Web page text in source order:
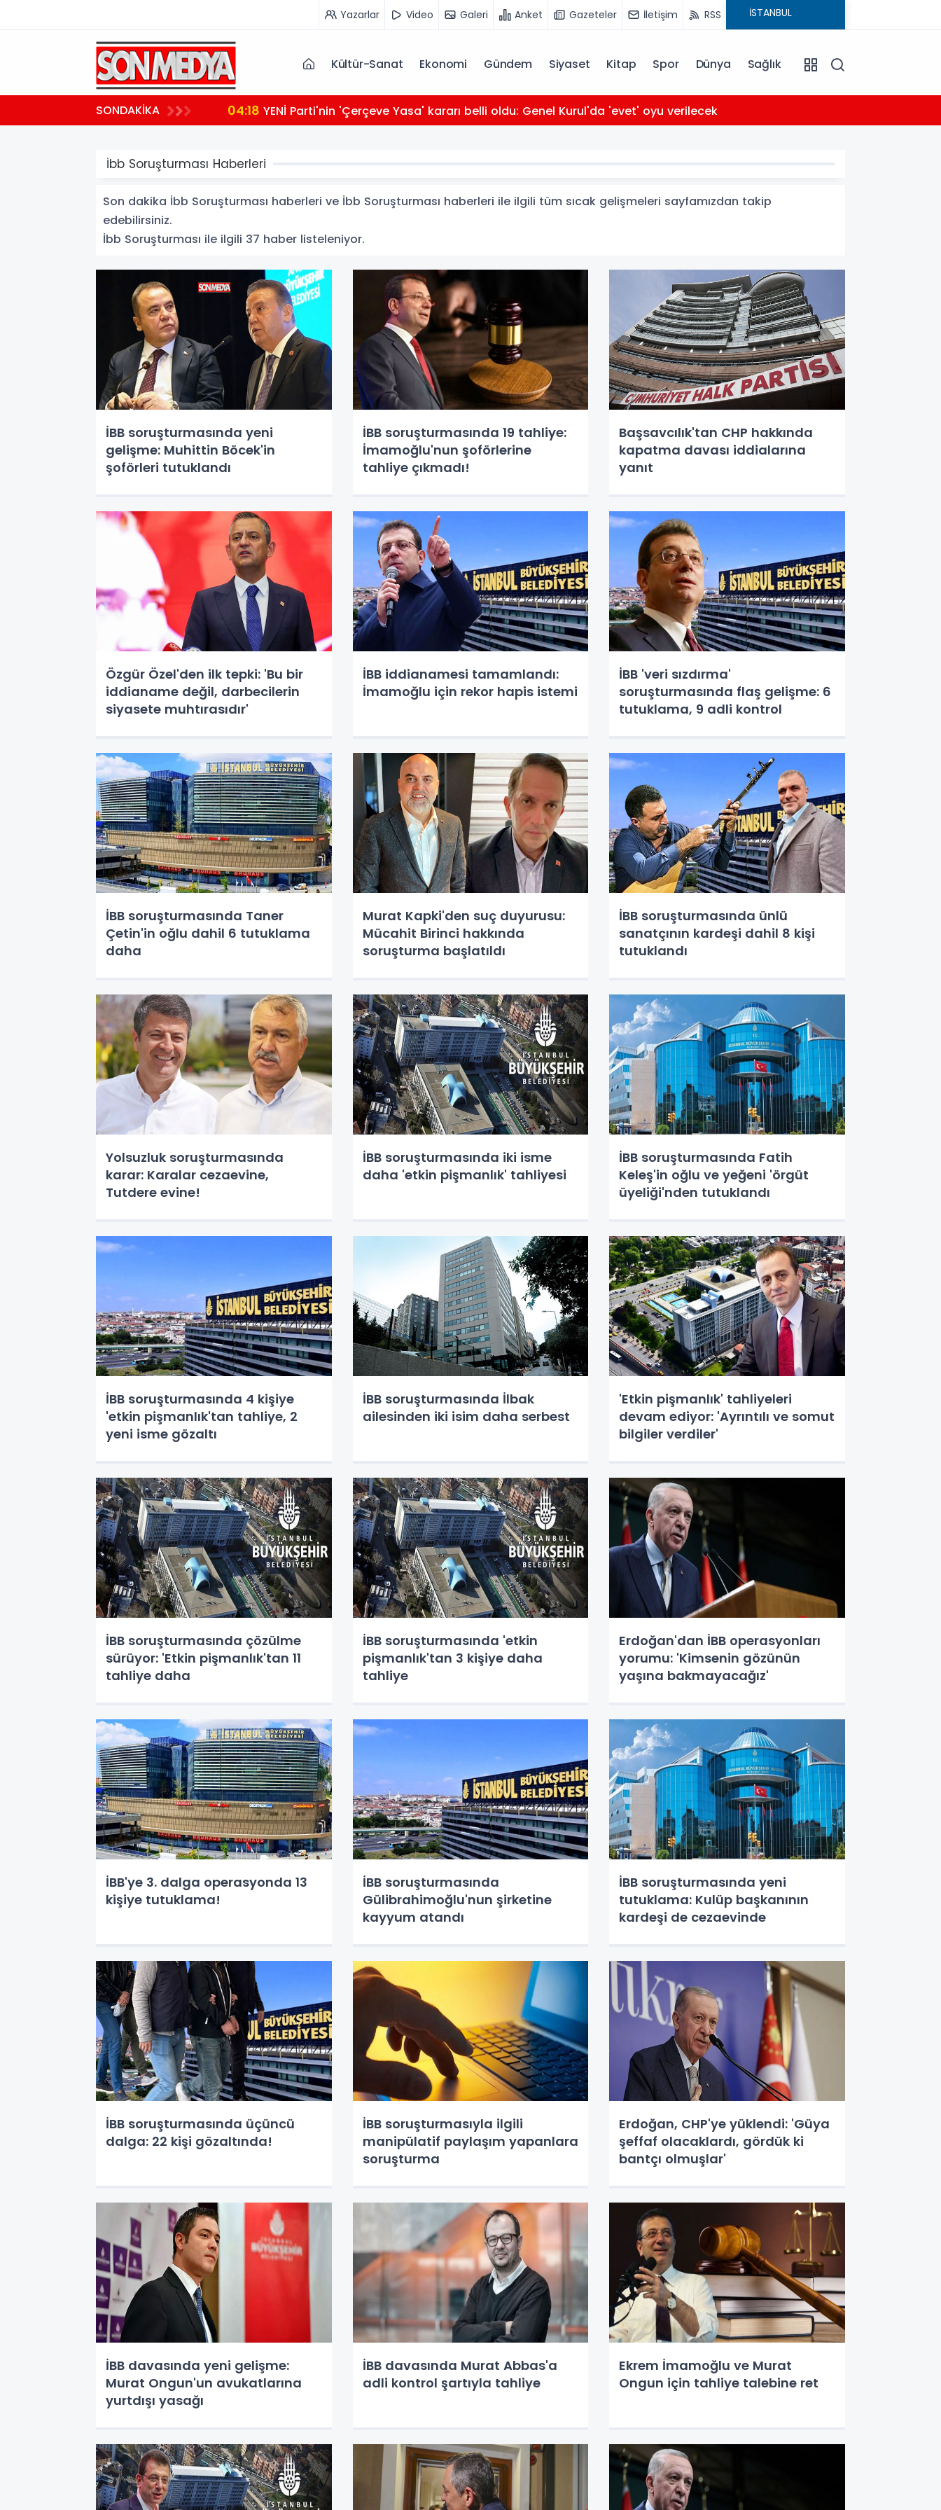
Yazarlar Video Galeri Anket Gazeteler İletişim RSS
Kültür-Sanat Ekonomi Gündem Siyaset Kitap Spor Dünya Sağlık
SONDAKİKA 04:18 YENİ Parti'nin 'Çerçeve Yasa' kararı belli oldu: Genel Kurul'da 'evet' oyu verilecek
İbb Soruşturması Haberleri
Son dakika İbb Soruşturması haberleri ve İbb Soruşturması haberleri ile ilgili tüm sıcak gelişmeleri sayfamızdan takip
edebilirsiniz.
İbb Soruşturması ile ilgili 37 haber listeleniyor.
İBB soruşturmasında yeni
gelişme: Muhittin Böcek'in
şoförleri tutuklandı
İBB soruşturmasında 19 tahliye:
İmamoğlu'nun şoförlerine
tahliye çıkmadı!
Başsavcılık'tan CHP hakkında
kapatma davası iddialarına
yanıt
Özgür Özel'den ilk tepki: 'Bu bir
iddianame değil, darbecilerin
siyasete muhtırasıdır'
İBB iddianamesi tamamlandı:
İmamoğlu için rekor hapis istemi
İBB 'veri sızdırma'
soruşturmasında flaş gelişme: 6
tutuklama, 9 adli kontrol
İBB soruşturmasında Taner
Çetin'in oğlu dahil 6 tutuklama
daha
Murat Kapki'den suç duyurusu:
Mücahit Birinci hakkında
soruşturma başlatıldı
İBB soruşturmasında ünlü
sanatçının kardeşi dahil 8 kişi
tutuklandı
Yolsuzluk soruşturmasında
karar: Karalar cezaevine,
Tutdere evine!
İBB soruşturmasında iki isme
daha 'etkin pişmanlık' tahliyesi
İBB soruşturmasında Fatih
Keleş'in oğlu ve yeğeni 'örgüt
üyeliği'nden tutuklandı
İBB soruşturmasında 4 kişiye
'etkin pişmanlık'tan tahliye, 2
yeni isme gözaltı
İBB soruşturmasında İlbak
ailesinden iki isim daha serbest
'Etkin pişmanlık' tahliyeleri
devam ediyor: 'Ayrıntılı ve somut
bilgiler verdiler'
İBB soruşturmasında çözülme
sürüyor: 'Etkin pişmanlık'tan 11
tahliye daha
İBB soruşturmasında 'etkin
pişmanlık'tan 3 kişiye daha
tahliye
Erdoğan'dan İBB operasyonları
yorumu: 'Kimsenin gözünün
yaşına bakmayacağız'
İBB'ye 3. dalga operasyonda 13
kişiye tutuklama!
İBB soruşturmasında
Gülibrahimoğlu'nun şirketine
kayyum atandı
İBB soruşturmasında yeni
tutuklama: Kulüp başkanının
kardeşi de cezaevinde
İBB soruşturmasında üçüncü
dalga: 22 kişi gözaltında!
İBB soruşturmasıyla ilgili
manipülatif paylaşım yapanlara
soruşturma
Erdoğan, CHP'ye yüklendi: 'Güya
şeffaf olacaklardı, gördük ki
bantçı olmuşlar'
İBB davasında yeni gelişme:
Murat Ongun'un avukatlarına
yurtdışı yasağı
İBB davasında Murat Abbas'a
adli kontrol şartıyla tahliye
Ekrem İmamoğlu ve Murat
Ongun için tahliye talebine ret